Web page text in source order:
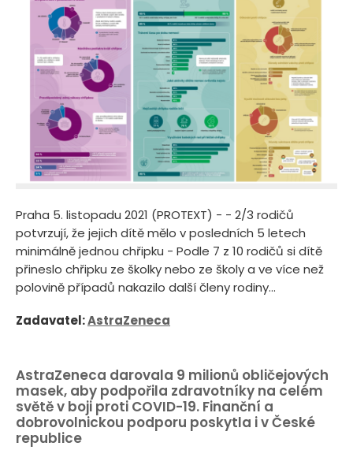
Praha 5. listopadu 2021 (PROTEXT) - - 2/3 rodičů
potvrzují, že jejich dítě mělo v posledních 5 letech
minimálně jednou chřipku - Podle 7 z 10 rodičů si dítě
přineslo chřipku ze školky nebo ze školy a ve více než
polovině případů nakazilo další členy rodiny...
Zadavatel:AstraZeneca
AstraZeneca darovala 9 milionů obličejových
masek, aby podpořila zdravotníky na celém
světě v boji proti COVID-19. Finanční a
dobrovolnickou podporu poskytla i v České
republice